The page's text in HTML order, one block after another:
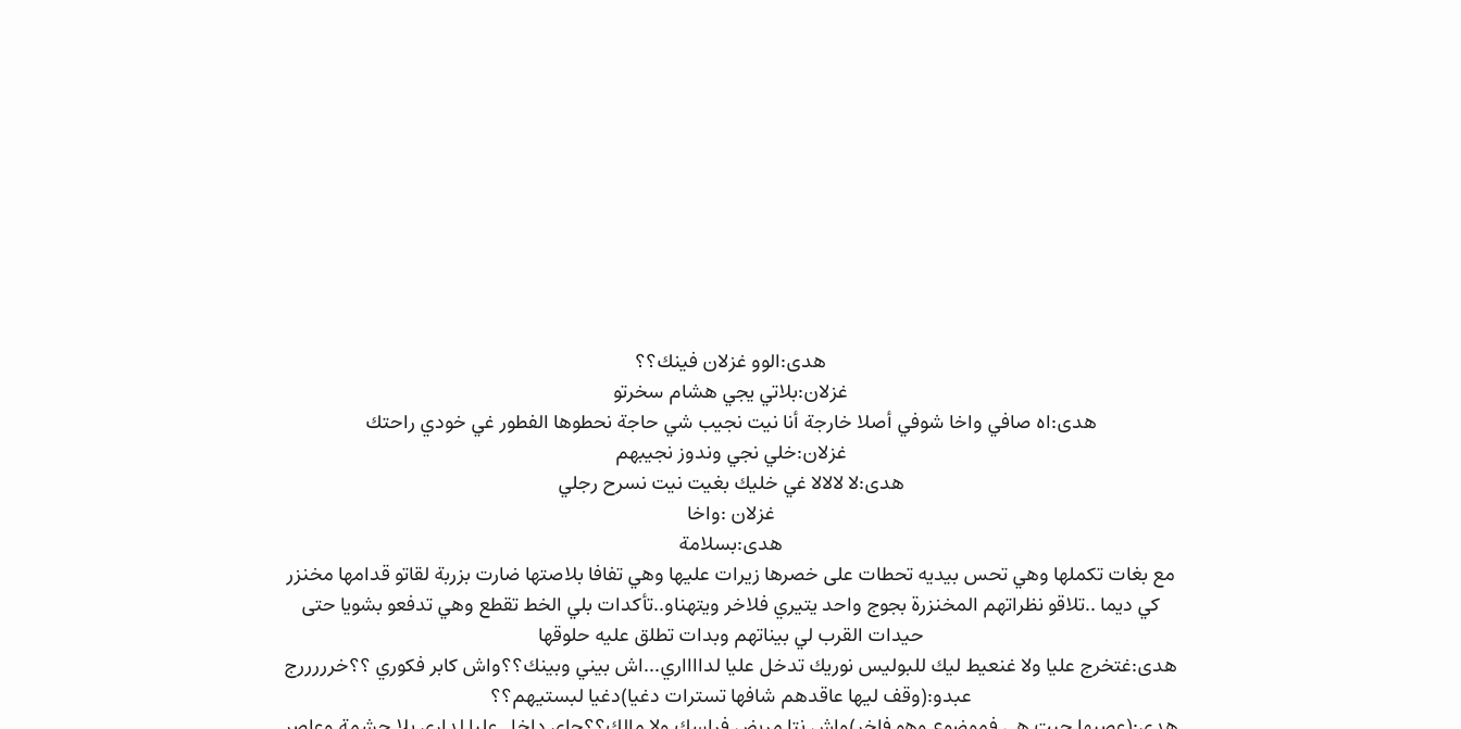
هدى:الوو غزلان فينك؟؟
غزلان:بلاتي يجي هشام سخرتو
هدى:اه صافي واخا شوفي أصلا خارجة أنا نيت نجيب شي حاجة نحطوها الفطور غي خودي راحتك
غزلان:خلي نجي وندوز نجيبهم
هدى:لا لالالا غي خليك بغيت نيت نسرح رجلي
غزلان :واخا
هدى:بسلامة
مع بغات تكملها وهي تحس بيديه تحطات على خصرها زيرات عليها وهي تفافا بلاصتها ضارت بزربة لقاتو قدامها مخنزر
كي ديما ..تلاقو نظراتهم المخنزرة بجوج واحد يتيري فلاخر ويتهناو..تأكدات بلي الخط تقطع وهي تدفعو بشويا حتى
حيدات القرب لي بيناتهم وبدات تطلق عليه حلوقها
هدى:غتخرج عليا ولا غنعيط ليك للبوليس نوريك تدخل عليا لدااااري...اش بيني وبينك؟؟واش كابر فكوري ؟؟خرررررج
عبدو:(وقف ليها عاقدهم شافها تسترات دغيا)دغيا لبستيهم؟؟